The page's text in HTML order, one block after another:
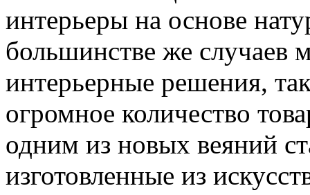
интерьеры на основе
большинстве же
интерьерные решения,
огромное количество
одним из новых веяний
изготовленные из